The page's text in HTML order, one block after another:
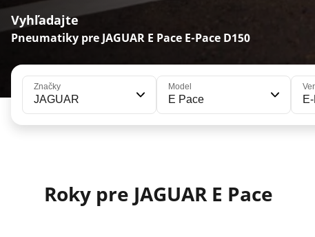
Vyhľadajte
Pneumatiky pre JAGUAR E Pace E-Pace D150
Značky
JAGUAR
Model
E Pace
Roky pre JAGUAR E Pace